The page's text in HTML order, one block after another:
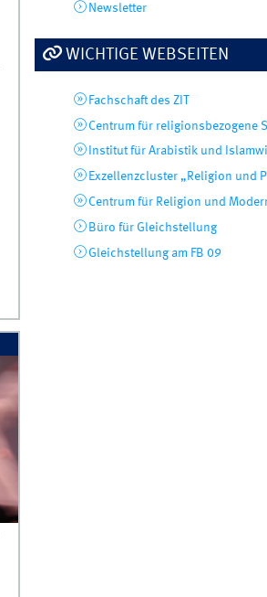
Newsletter
WICHTIGE WEBSEITEN
Fachschaft des ZIT
Centrum für religionsbezogene
Institut für Arabistik und
Exzellenzcluster „Religion und
Centrum für Religion und
Büro für Gleichstellung
Gleichstellung am FB 09